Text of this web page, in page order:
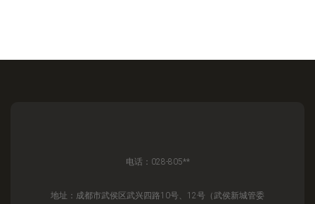
电话：028-805**
地址：成都市武侯区武兴四路10号、12号（武侯新城管委